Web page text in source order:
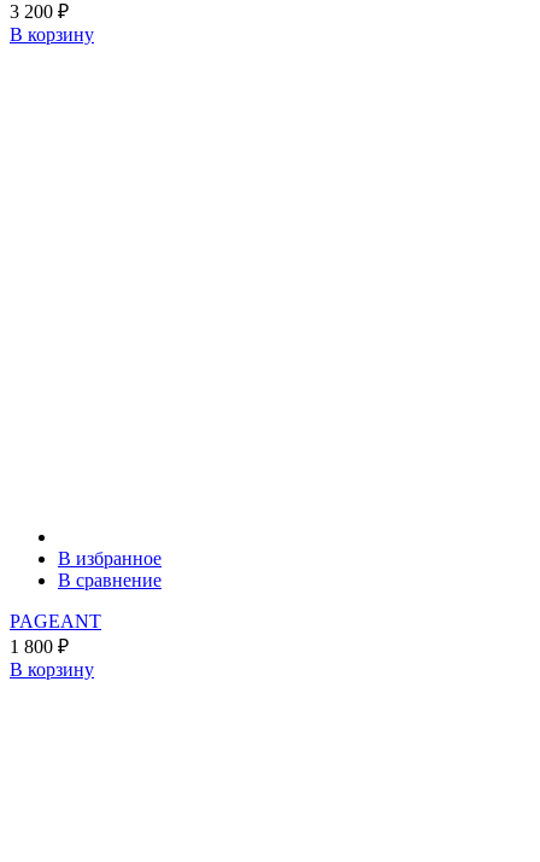
3 200 ₽
В корзину
В избранное
В сравнение
PAGEANT
1 800 ₽
В корзину